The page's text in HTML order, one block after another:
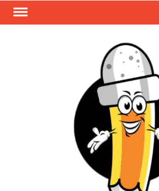
Skip